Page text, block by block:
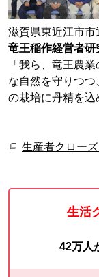
滋賀県東近江市市
竜王稲作経営者研
「我ら、竜王農
な自然を守りつつ
の栽培に丹精を込
生産者クロー
生活
42万人